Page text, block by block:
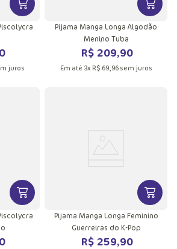
VER MAIS INFORMAÇÕES DO
juros
VER
Pijama Manga Longa Algodão
Menino Tuba
R$ 209,90
Em até 3x R$ 69, 96sem juros
VER MAIS INFORMAÇÕES DOVER
Pijama Manga Longa Feminino
Guerreiras do K-Pop
R$ 259,90